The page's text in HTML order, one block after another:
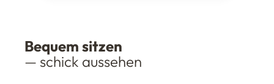
Bequem sitzen
— schick aussehen